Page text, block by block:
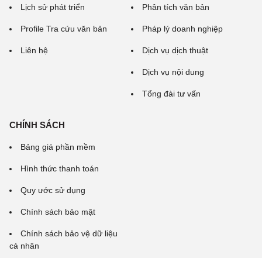
Lịch sử phát triển
Profile Tra cứu văn bản
Liên hệ
Phân tích văn bản
Pháp lý doanh nghiệp
Dịch vụ dịch thuật
Dịch vụ nội dung
Tổng đài tư vấn
CHÍNH SÁCH
Bảng giá phần mềm
Hình thức thanh toán
Quy ước sử dụng
Chính sách bảo mật
Chính sách bảo vệ dữ liệu
cá nhân